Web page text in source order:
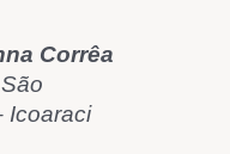
Corrêa
Icoaraci